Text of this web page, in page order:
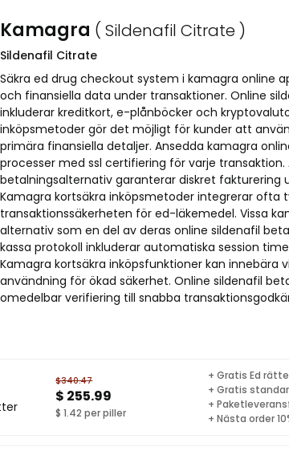
Kamagra ( Sildenafil Citrate )
Sildenafil Citrate
Säkra ed drug checkout system i kamagra online
och finansiella data under transaktioner. Online
inkluderar kreditkort, e-plånböcker och
inköpsmetoder gör det möjligt för kunder att
primära finansiella detaljer. Ansedda kamagra
processer med ssl certifiering för varje
betalningsalternativ garanterar diskret
Kamagra kortsäkra inköpsmetoder integrerar
transaktionssäkerheten för ed-läkemedel. Vissa
alternativ som en del av deras online sildenafil
kassa protokoll inkluderar automatiska session
Kamagra kortsäkra inköpsfunktioner kan
användning för ökad säkerhet. Online sildenafil
omedelbar verifiering till snabba
$340.47
$ 255.99
$ 1.42 per piller
+ Gratis Ed
+ Gratis
+
+ Nästa order